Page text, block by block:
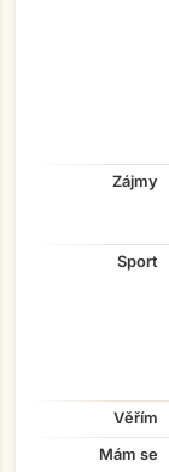
Zájmy
Sport
Věřím
Mám se